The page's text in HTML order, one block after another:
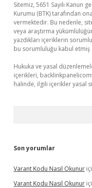
Sitemiz, 5651 Sayılı Kanun
Kurumu (BTK) tarafından
vermektedir. Bu nedenle,
veya araştırma
yazdıkları içeriklerin
bu sorumluluğu kabul etmiş
Hukuka ve yasal
içerikleri,
halinde, ilgili içerikler yasal
Son yorumlar
Varant Kodu Nasıl Okunur
Varant Kodu Nasıl Okunur